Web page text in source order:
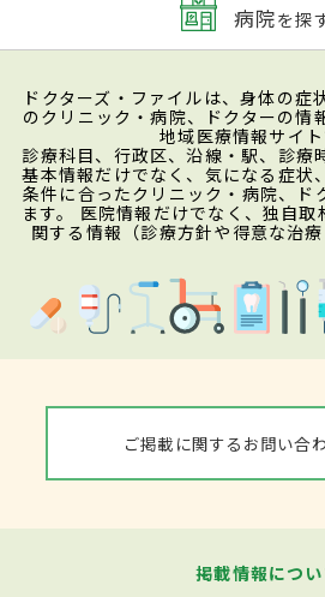
病院を探
ドクターズ・ファイルは、身体の症
のクリニック・病院、ドクターの情
地域医療情報サイト
診療科目、行政区、沿線・駅、診療
基本情報だけでなく、気になる症状
条件に合ったクリニック・病院、ド
ます。 医院情報だけでなく、独自取
関する情報（診療方針や得意な治療
ご掲載に関するお問い合
掲載情報につ